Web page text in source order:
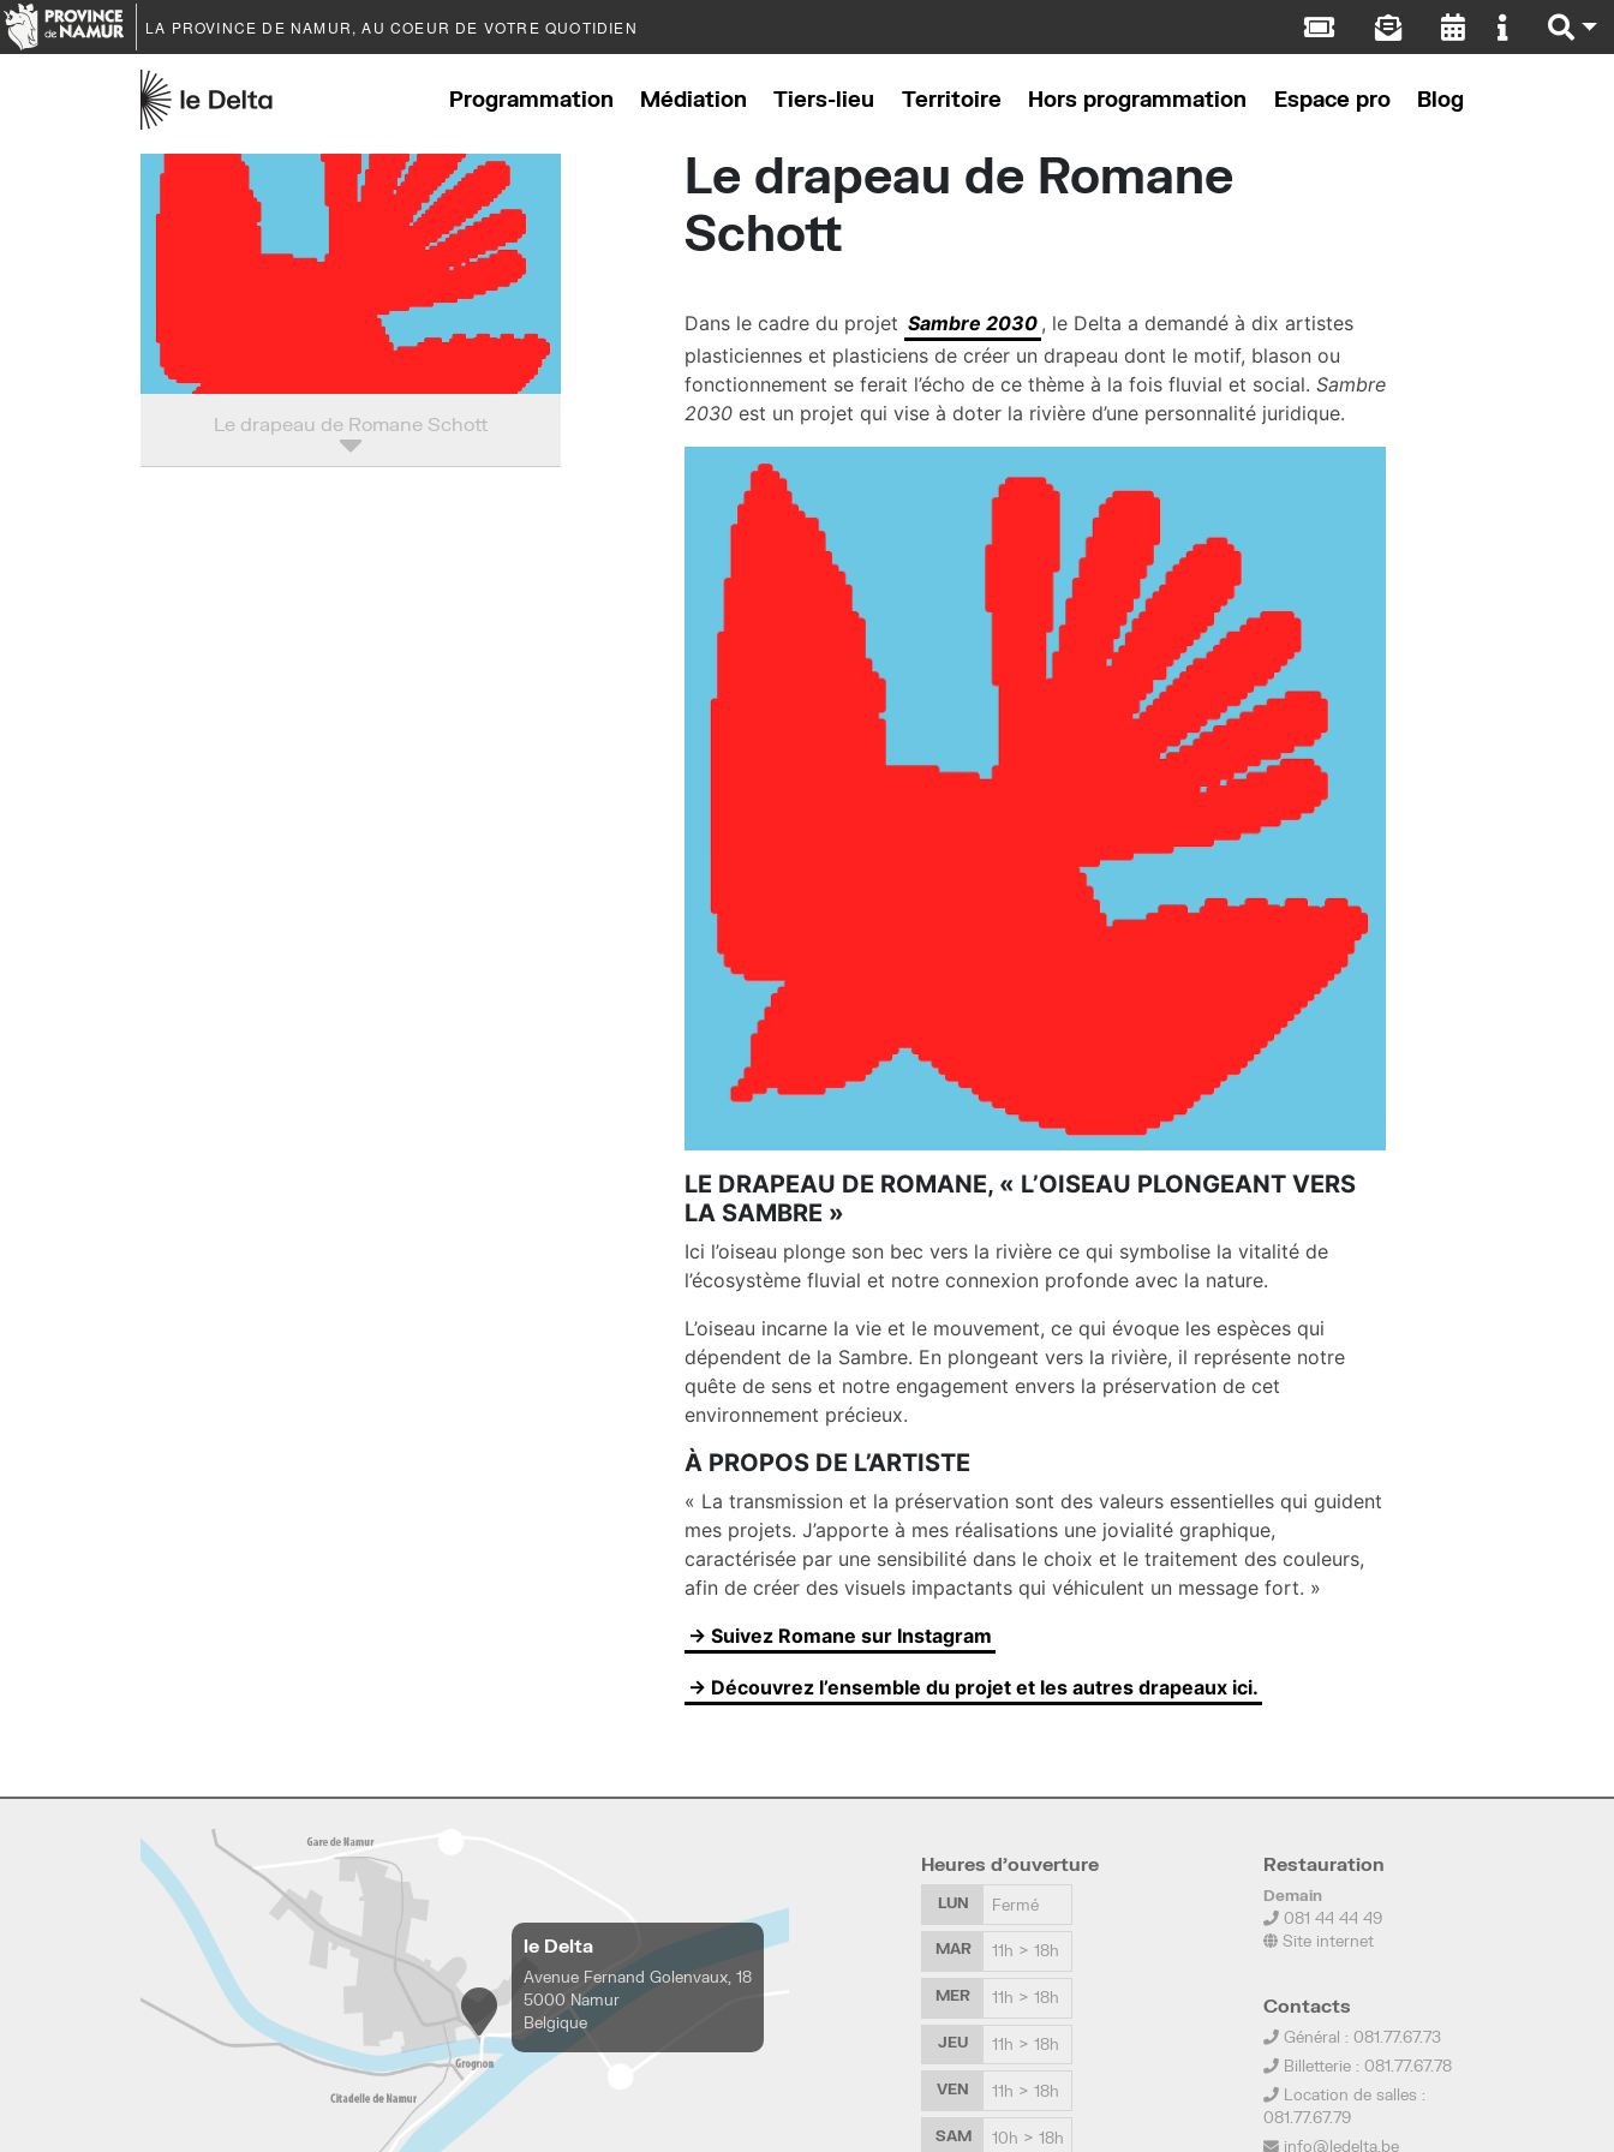
LA PROVINCE DE NAMUR, AU COEUR DE VOTRE QUOTIDIEN
Programmation Médiation Tiers-lieu Territoire Hors programmation Espace pro Blog
Le drapeau de Romane Schott
Le drapeau de Romane
Schott
Dans le cadre du projet Sambre 2030 , le Delta a demandé à dix artistes
plasticiennes et plasticiens de créer un drapeau dont le motif, blason ou
fonctionnement se ferait l’écho de ce thème à la fois fluvial et social. Sambre
2030 est un projet qui vise à doter la rivière d’une personnalité juridique.
LE DRAPEAU DE ROMANE, « L’OISEAU PLONGEANT VERS
LA SAMBRE »
Ici l’oiseau plonge son bec vers la rivière ce qui symbolise la vitalité de
l’écosystème fluvial et notre connexion profonde avec la nature.
L’oiseau incarne la vie et le mouvement, ce qui évoque les espèces qui
dépendent de la Sambre. En plongeant vers la rivière, il représente notre
quête de sens et notre engagement envers la préservation de cet
environnement précieux.
À PROPOS DE L’ARTISTE
« La transmission et la préservation sont des valeurs essentielles qui guident
mes projets. J’apporte à mes réalisations une jovialité graphique,
caractérisée par une sensibilité dans le choix et le traitement des couleurs,
afin de créer des visuels impactants qui véhiculent un message fort. »
→ Suivez Romane sur Instagram
→ Découvrez l’ensemble du projet et les autres drapeaux ici.
le Delta
Avenue Fernand Golenvaux, 18
5000 Namur
Belgique
Heures d’ouverture
LUN Fermé
MAR 11h > 18h
MER 11h > 18h
JEU 11h > 18h
VEN 11h > 18h
SAM 10h > 18h
Restauration
Demain
081 44 44 49
Site internet
Contacts
Général : 081.77.67.73
Billetterie : 081.77.67.78
Location de salles :
081.77.67.79
info@ledelta.be